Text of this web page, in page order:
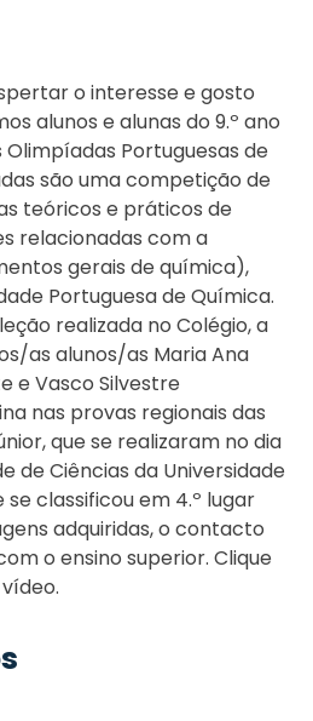
o interesse e gosto
alunos e alunas do 9.º ano
Portuguesas de
são uma competição de
teóricos e práticos de
relacionadas com a
gerais de química),
Portuguesa de Química.
realizada no Colégio, a
as alunos/as Maria Ana
e Vasco Silvestre
nas provas regionais das
que se realizaram no dia
de Ciências da Universidade
se classificou em 4.º lugar
adquiridas, o contacto
o ensino superior. Clique